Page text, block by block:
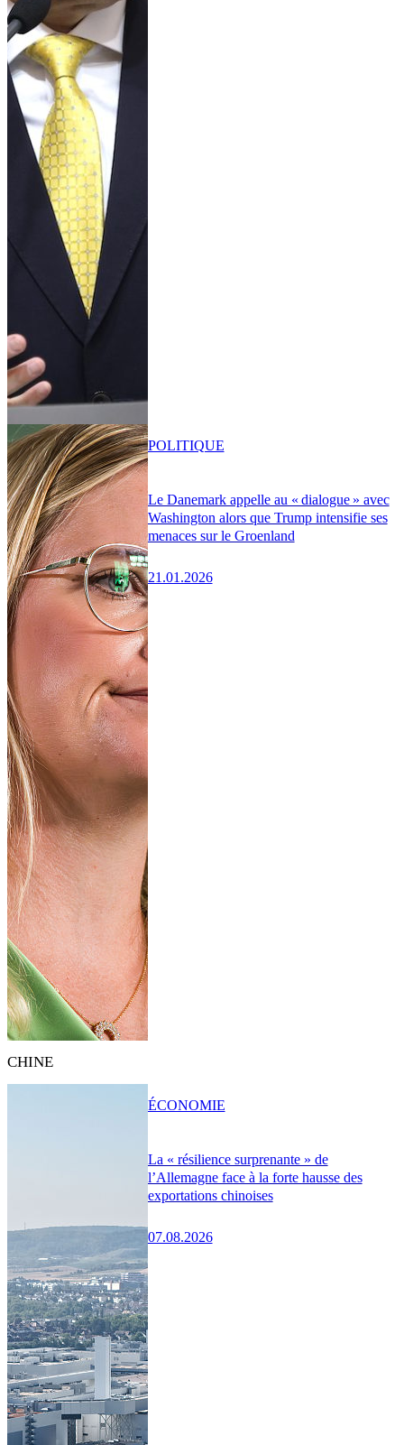
Le Danemark appelle au « dialogue » avec
Washington alors que Trump intensifie ses
menaces sur le Groenland
21.01.2026
POLITIQUE
CHINE
La « résilience surprenante » de
l’Allemagne face à la forte hausse des
exportations chinoises
07.08.2026
ÉCONOMIE